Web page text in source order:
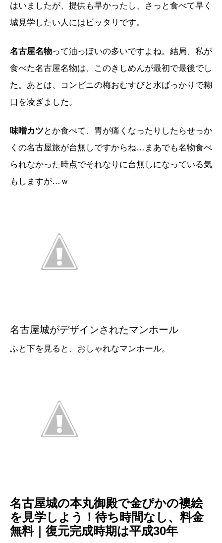
はいましたが、提供も早かったし、さっと食べて早く
城見学したい人にはピッタリです。
名古屋名物って油っぽいの多いですよね。結局、私が
食べた名古屋名物は、このきしめんが最初で最後でし
た。あとは、コンビニの梅おむすびと水ばっかりで糊
口を凌ぎました。
味噌カツ とか食べて、胃が痛くなったりしたらせっか
くの名古屋旅が台無しですからね…まあでも名物食べ
られなかった時点でそれなりに台無しになっている気
もしますが…ｗ
名古屋城がデザインされたマンホール
ふと下を見ると、おしゃれなマンホール。
名古屋城の本丸御殿で金ぴかの襖絵
を見学しよう！待ち時間なし、料金
無料｜復元完成時期は平成30年